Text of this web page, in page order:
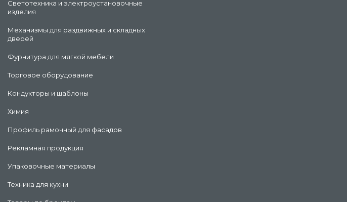
Светотехника и электроустановочные
изделия
Механизмы для раздвижных и складных
дверей
Фурнитура для мягкой мебели
Торговое оборудование
Кондукторы и шаблоны
Химия
Профиль рамочный для фасадов
Рекламная продукция
Упаковочные материалы
Техника для кухни